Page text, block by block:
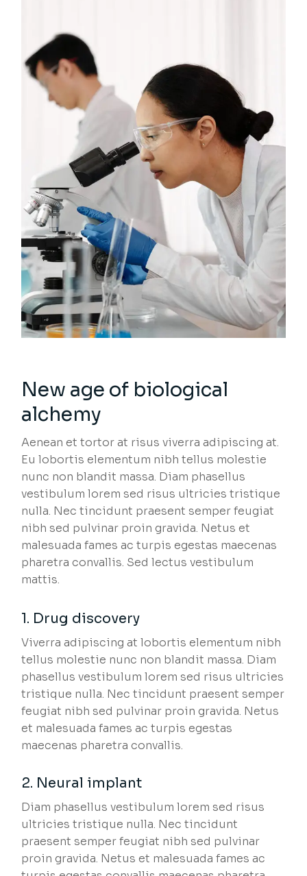
New age of biological
alchemy
Aenean et tortor at risus viverra adipiscing at.
Eu lobortis elementum nibh tellus molestie
nunc non blandit massa. Diam phasellus
vestibulum lorem sed risus ultricies tristique
nulla. Nec tincidunt praesent semper feugiat
nibh sed pulvinar proin gravida. Netus et
malesuada fames ac turpis egestas maecenas
pharetra convallis. Sed lectus vestibulum
mattis.
1. Drug discovery
Viverra adipiscing at lobortis elementum nibh
tellus molestie nunc non blandit massa. Diam
phasellus vestibulum lorem sed risus ultricies
tristique nulla. Nec tincidunt praesent semper
feugiat nibh sed pulvinar proin gravida. Netus
et malesuada fames ac turpis egestas
maecenas pharetra convallis.
2. Neural implant
Diam phasellus vestibulum lorem sed risus
ultricies tristique nulla. Nec tincidunt
praesent semper feugiat nibh sed pulvinar
proin gravida. Netus et malesuada fames ac